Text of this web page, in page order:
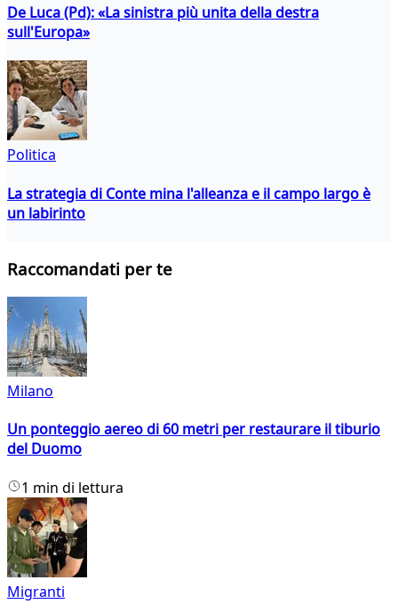
De Luca (Pd): «La sinistra più unita della destra
sull'Europa»
Politica
La strategia di Conte mina l'alleanza e il campo largo è
un labirinto
Raccomandati per te
Milano
Un ponteggio aereo di 60 metri per restaurare il tiburio
del Duomo
1 min di lettura
Migranti